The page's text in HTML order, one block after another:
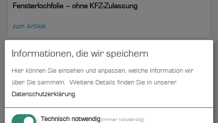
Fensterlochfolie – ohne KFZ-Zulassung
zum Artikel
Informationen, die wir speichern
Hier können Sie einsehen und anpassen, welche Information wir
über Sie sammeln.
Weitere Details finden Sie in unserer
Datenschutzerklärung.
Technisch notwendig (immer notwendig)